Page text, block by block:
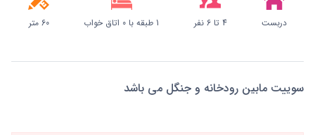
دربست 4 تا 6 نفر 60 متر
سوییت مابین رودخانه و جنگل می باشد